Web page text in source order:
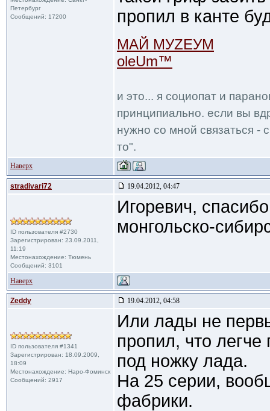
Петербург
Сообщений: 17200
пропил в канте
МАЙ МУZЕУМ
oleUm™
и это... я социопат и
принципиально. если вы
нужно со мной связаться -
то".
Наверх
stradivari72 19.04.2012, 04:47
ID пользователя #2730
Зарегистрирован: 23.09.2011,
11:19
Местонахождение: Тюмень
Сообщений: 3101
Игоревич,
монгольско-
Наверх
Zeddy 19.04.2012, 04:58
ID пользователя #1341
Зарегистрирован: 18.09.2009,
18:09
Местонахождение: Наро-Фоминск
Сообщений: 2917
Или лады не
пропил, что
под ножку лада.
На 25 серии,
фабрики.